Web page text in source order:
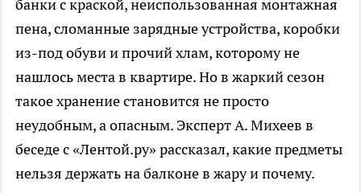
банки с краской, неиспользованная монтажная
пена, сломанные зарядные устройства, коробки
из-под обуви и прочий хлам, которому не
нашлось места в квартире. Но в жаркий сезон
такое хранение становится не просто
неудобным, а опасным. Эксперт А. Михеев в
беседе с «Лентой.ру» рассказал, какие предметы
нельзя держать на балконе в жару и почему.